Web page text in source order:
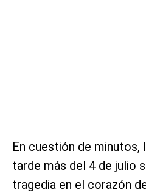
En cuestión de minutos,
tarde más del 4 de julio
tragedia en el corazón